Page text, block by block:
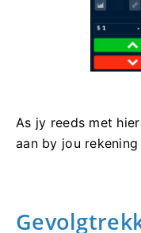
As jy reeds met
aan by jou